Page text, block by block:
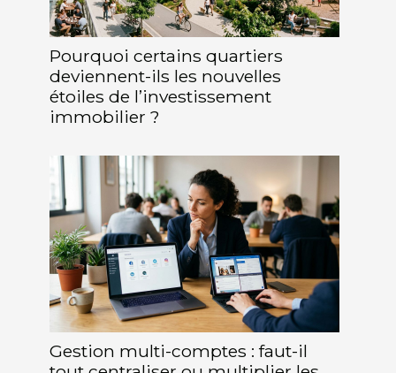
Pourquoi certains quartiers
deviennent-ils les nouvelles
étoiles de l’investissement
immobilier ?
Gestion multi-comptes : faut-il